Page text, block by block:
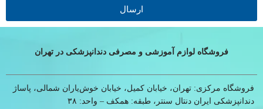
ارسال
فروشگاه لوازم آموزشی و مصرفی دندانپزشکی در تهران
فروشگاه مرکزی: تهران، خیابان کمیل، خیابان خوش‌یاران شمالی، پاساژ
دندانپزشکی ایران دنتال سنتر، طبقه: همکف – واحد: ۳۸